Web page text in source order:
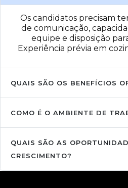
Os candidatos precisam
de comunicação,
equipe e disposição
Experiência prévia em
QUAIS SÃO OS BENEFÍCIOS
COMO É O AMBIENTE DE
QUAIS SÃO AS
CRESCIMENTO?